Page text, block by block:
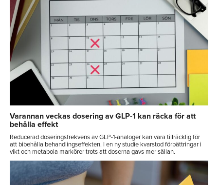
Varannan veckas dosering av GLP-1 kan räcka för att
behålla effekt
Reducerad doseringsfrekvens av GLP-1-analoger kan vara tillräcklig för
att bibehålla behandlingseffekten. I en ny studie kvarstod förbättringar i
vikt och metabola markörer trots att doserna gavs mer sällan.